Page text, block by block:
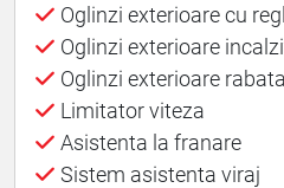
Oglinzi exterioare cu
Oglinzi exterioare
Oglinzi exterioare
Limitator viteza
Asistenta la franare
Sistem asistenta viraj